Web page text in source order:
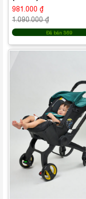
mái cho bé lớn
981.000 ₫
1.090.000 ₫
Đã bán 369